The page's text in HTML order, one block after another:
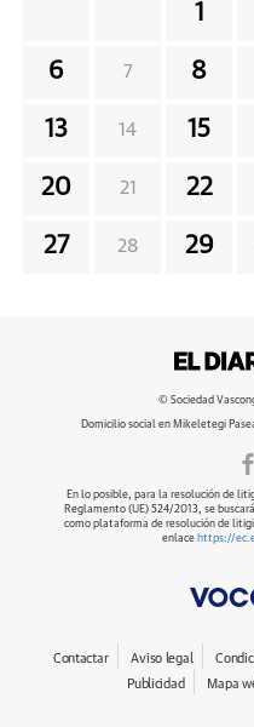
1
6 7 8
13 14 15
20 21 22
27 28 29
© Sociedad
Domicilio social en Mikeletegi
En lo posible, para la resolución de
Reglamento (UE) 524/2013, se
como plataforma de resolución de
enlace https://
Contactar Aviso legal
Publicidad
Mapa